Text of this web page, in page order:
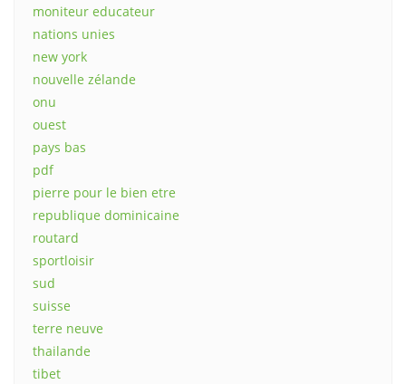
moniteur educateur
nations unies
new york
nouvelle zélande
onu
ouest
pays bas
pdf
pierre pour le bien etre
republique dominicaine
routard
sportloisir
sud
suisse
terre neuve
thailande
tibet